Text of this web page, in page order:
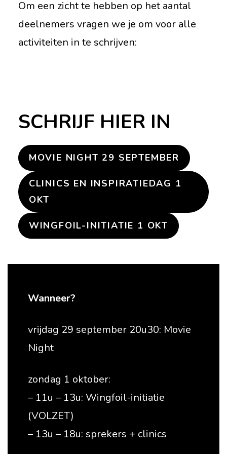
Om een zicht te hebben op het aantal
deelnemers vragen we je om voor alle
activiteiten in te schrijven:
SCHRIJF HIER IN
MOVIE NIGHT 29 SEPTEMBER
CLINICS EN INSPIRATIEDAG 1
OKT
WINGFOIL-INITIATIE 1 OKT
Wanneer?
vrijdag 29 september 20u30: Movie
Night
zondag 1 oktober:
– 11u – 13u: Wingfoil-initiatie
(VOLZET)
– 13u – 18u: sprekers + clinics